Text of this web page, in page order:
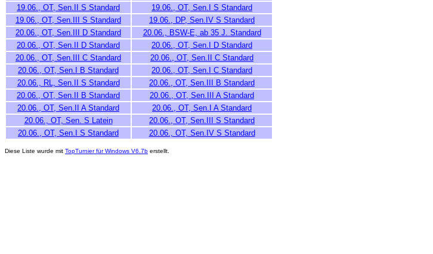
19.06., OT, Sen.II S Standard
19.06., OT, Sen.I S Standard
19.06., OT, Sen.III S Standard
19.06., DP, Sen.IV S Standard
20.06., OT, Sen.III D Standard
20.06., BSW-E, ab 35 J. Standard
20.06., OT, Sen.II D Standard
20.06., OT, Sen.I D Standard
20.06., OT, Sen.III C Standard
20.06., OT, Sen.II C Standard
20.06., OT, Sen.I B Standard
20.06., OT, Sen.I C Standard
20.06., RL, Sen.II S Standard
20.06., OT, Sen.III B Standard
20.06., OT, Sen.II B Standard
20.06., OT, Sen.III A Standard
20.06., OT, Sen.II A Standard
20.06., OT, Sen.I A Standard
20.06., OT, Sen. S Latein
20.06., OT, Sen.III S Standard
20.06., OT, Sen.I S Standard
20.06., OT, Sen.IV S Standard
Diese Liste wurde mit TopTurnier für Windows V6.7b erstellt.